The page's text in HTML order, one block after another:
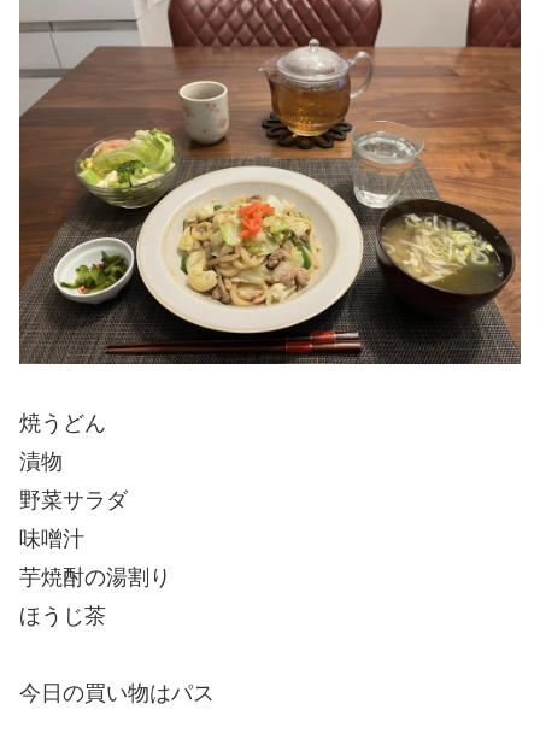
焼うどん
漬物
野菜サラダ
味噌汁
芋焼酎の湯割り
ほうじ茶
今日の買い物はパス